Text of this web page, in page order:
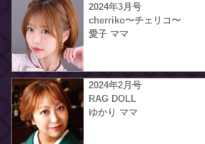
2024年3月号
cherriko〜チェリコ〜
愛子 ママ
2024年2月号
RAG DOLL
ゆかり ママ